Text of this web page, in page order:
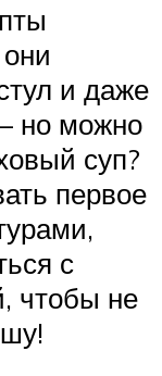
и даже
но можно
суп?
первое
с
чтобы не